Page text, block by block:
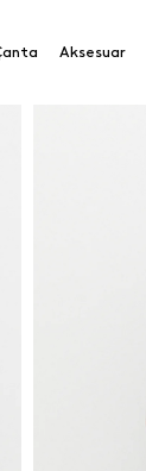
Aksesuar